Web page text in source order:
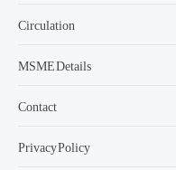
Circulation
MSME Details
Contact
Privacy Policy